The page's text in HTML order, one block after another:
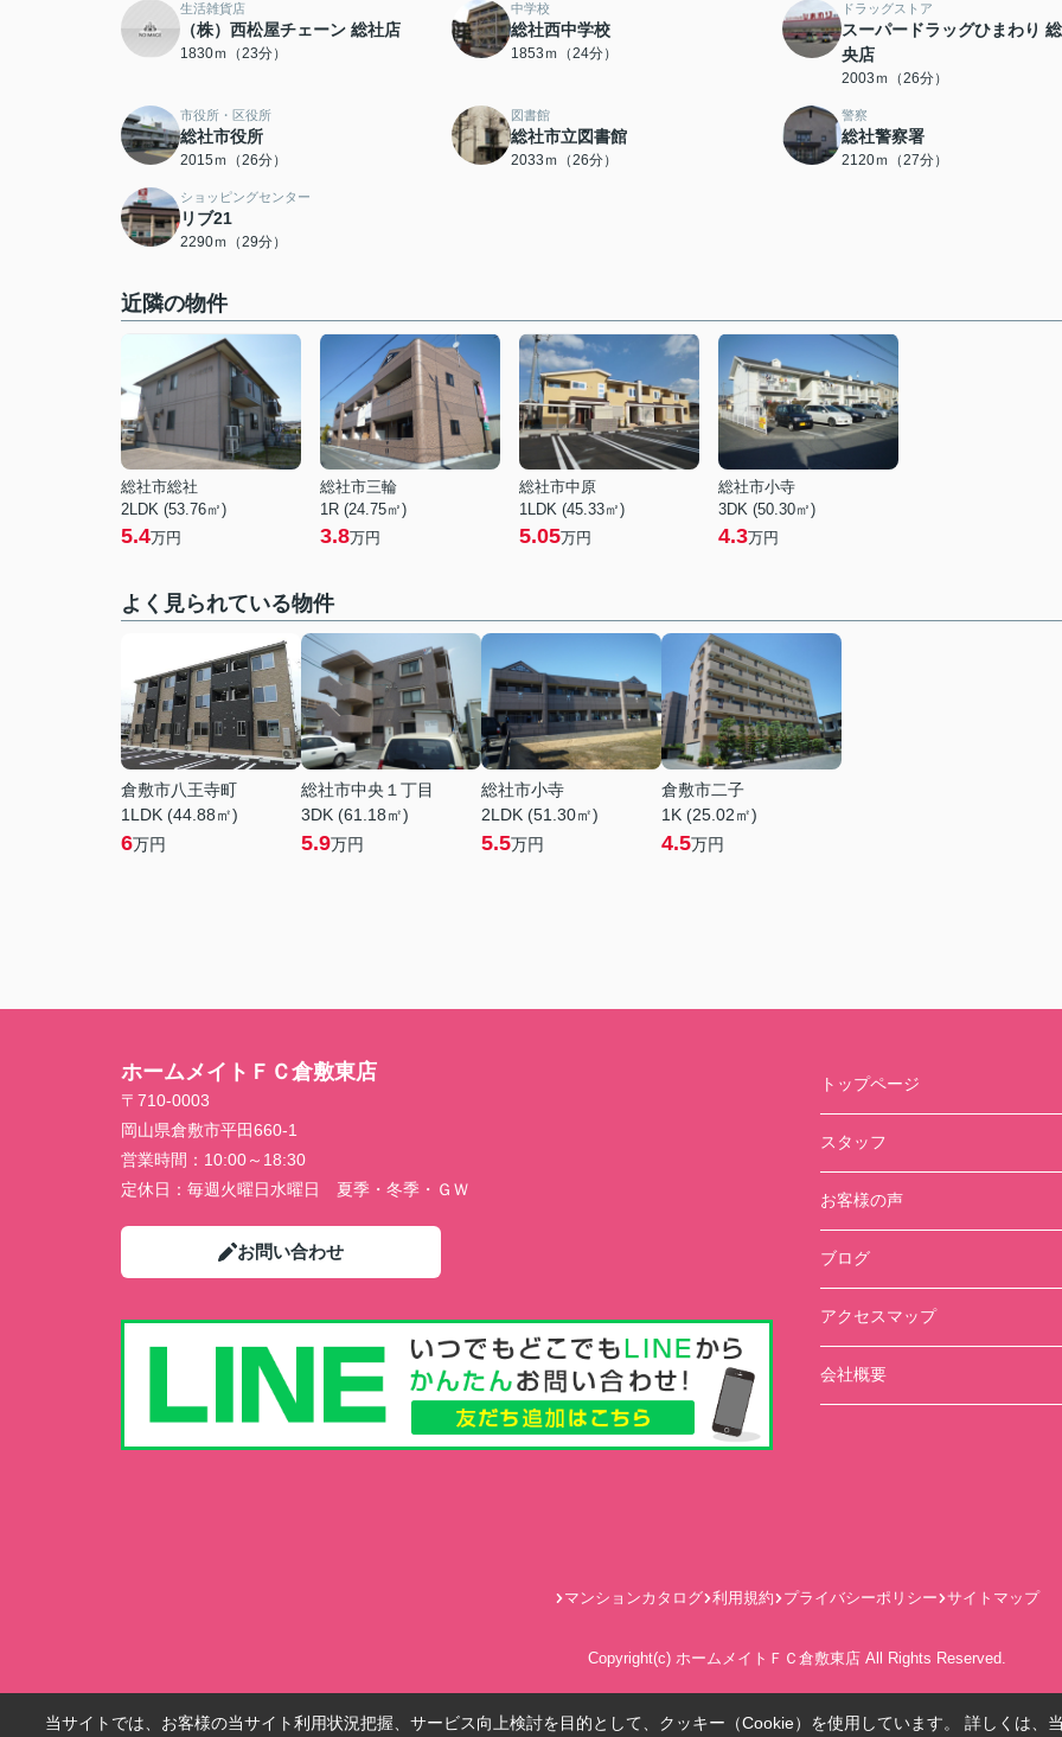
生活雑貨店
（株）西松屋チェーン 総社店
1830ｍ（23分）
中学校
総社西中学校
1853ｍ（24分）
ドラッグストア
スーパードラッグひまわり
央店
2003ｍ（26分）
市役所・区役所
総社市役所
2015ｍ（26分）
図書館
総社市立図書館
2033ｍ（26分）
警察
総社警察署
2120ｍ（27分）
ショッピングセンター
リブ21
2290ｍ（29分）
近隣の物件
総社市総社
2LDK (53.76㎡)
5.4万円
総社市三輪
1R (24.75㎡)
3.8万円
総社市中原
1LDK (45.33㎡)
5.05万円
総社市小寺
3DK (50.30㎡)
4.3万円
よく見られている物件
倉敷市八王寺町
1LDK (44.88㎡)
6万円
総社市中央１丁目
3DK (61.18㎡)
5.9万円
総社市小寺
2LDK (51.30㎡)
5.5万円
倉敷市二子
1K (25.02㎡)
4.5万円
ホームメイトＦＣ倉敷東店
〒710-0003
岡山県倉敷市平田660-1
営業時間： 10:00～18:30
定休日： 毎週火曜日水曜日 夏季・冬季・ＧＷ
お問い合わせ
トップページ
スタッフ
お客様の声
ブログ
アクセスマップ
会社概要
マンションカタログ 利用規約 プライバシーポリシー サイトマップ
Copyright(c) ホームメイトＦＣ倉敷東店 All Rights Reserved.
当サイトでは、お客様の当サイト利用状況把握、サービス向上検討を目的として、クッキー（Cookie）を使用しています。 詳しくは、